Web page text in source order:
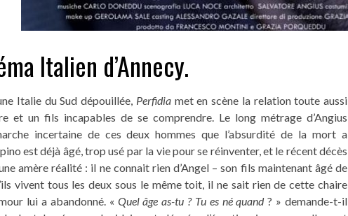
Italien d’Annecy.
Italie du Sud dépouillée, Perfidia met en scène la relation toute aussi
et un fils incapables de se comprendre. Le long métrage d’Angius
incertaine de ces deux hommes que l’absurdité de la mort a
est déjà âgé, trop usé par la vie pour se réinventer, et le récent décès
amère réalité : il ne connait rien d’Angel – son fils maintenant âgé de
vivent tous les deux sous le même toit, il ne sait rien de cette chaire
lui a abandonné. « Quel âge as-tu ? Tu es né quand? » demande-t-il